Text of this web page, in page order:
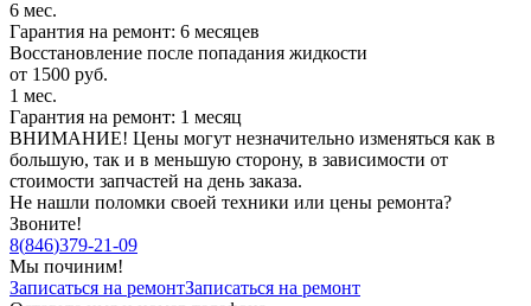
6 мес.
Гарантия на ремонт: 6 месяцев
Восстановление после попадания жидкости
от 1500 руб.
1 мес.
Гарантия на ремонт: 1 месяц
ВНИМАНИЕ! Цены могут незначительно изменяться как в
большую, так и в меньшую сторону, в зависимости от
стоимости запчастей на день заказа.
Не нашли поломки своей техники или цены ремонта?
Звоните!
8(846)379-21-09
Мы починим!
Записаться на ремонтЗаписаться на ремонт